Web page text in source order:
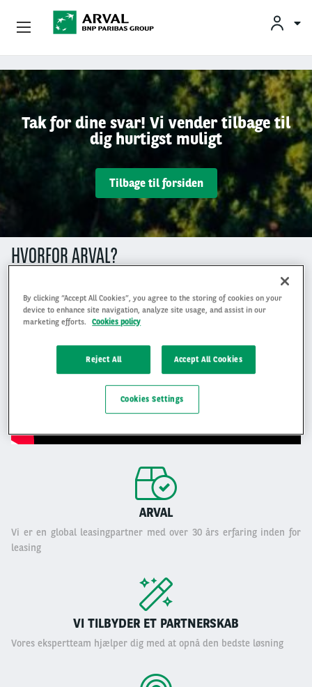
Gå til hovedindhold
Tak for dine svar! Vi vender tilbage til
dig hurtigst muligt
Tilbage til forsiden
HVORFOR ARVAL?
ARVAL
Vi er en global leasingpartner med over 30 års erfaring inden for
leasing
VI TILBYDER ET PARTNERSKAB
Vores ekspertteam hjælper dig med at opnå den bedste løsning
Privatleasing
Erhvervsleasing
Mobilitetsløsninger
Min Leasingbil
By clicking “Accept All Cookies”, you agree to the storing of cookies on your
device to enhance site navigation, analyze site usage, and assist in our
marketing efforts.
Cookies policy
Reject All Accept All Cookies
Cookies Settings